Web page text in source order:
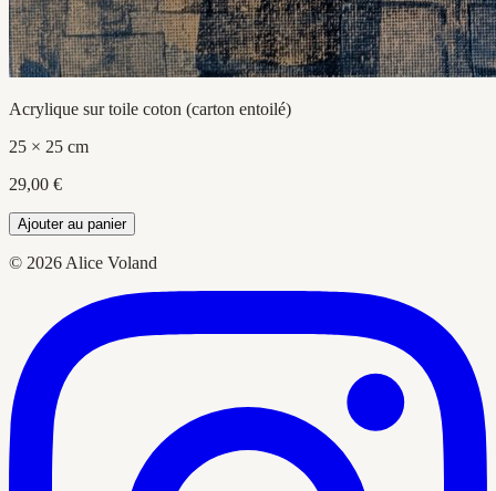
Acrylique sur toile coton (carton entoilé)
25 × 25 cm
29,00 €
Ajouter au panier
© 2026 Alice Voland